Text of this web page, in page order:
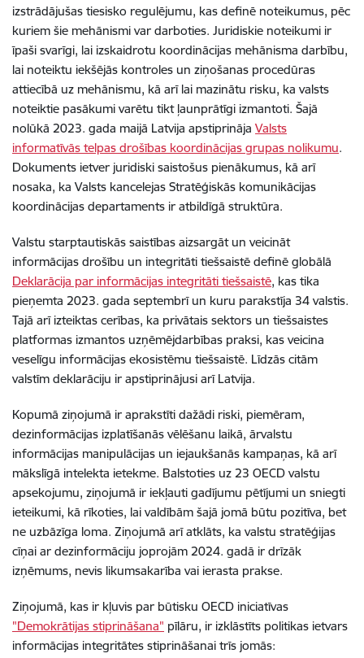
izstrādājušas tiesisko regulējumu, kas definē noteikumus, pēc
kuriem šie mehānismi var darboties. Juridiskie noteikumi ir
īpaši svarīgi, lai izskaidrotu koordinācijas mehānisma darbību,
lai noteiktu iekšējās kontroles un ziņošanas procedūras
attiecībā uz mehānismu, kā arī lai mazinātu risku, ka valsts
noteiktie pasākumi varētu tikt ļaunprātīgi izmantoti. Šajā
nolūkā 2023. gada maijā Latvija apstiprināja Valsts
informatīvās telpas drošības koordinācijas grupas nolikumu.
Dokuments ietver juridiski saistošus pienākumus, kā arī
nosaka, ka Valsts kancelejas Stratēģiskās komunikācijas
koordinācijas departaments ir atbildīgā struktūra.
Valstu starptautiskās saistības aizsargāt un veicināt
informācijas drošību un integritāti tiešsaistē definē globālā
Deklarācija par informācijas integritāti tiešsaistē, kas tika
pieņemta 2023. gada septembrī un kuru parakstīja 34 valstis.
Tajā arī izteiktas cerības, ka privātais sektors un tiešsaistes
platformas izmantos uzņēmējdarbības praksi, kas veicina
veselīgu informācijas ekosistēmu tiešsaistē. Līdzās citām
valstīm deklarāciju ir apstiprinājusi arī Latvija.
Kopumā ziņojumā ir aprakstīti dažādi riski, piemēram,
dezinformācijas izplatīšanās vēlēšanu laikā, ārvalstu
informācijas manipulācijas un iejaukšanās kampaņas, kā arī
mākslīgā intelekta ietekme. Balstoties uz 23 OECD valstu
apsekojumu, ziņojumā ir iekļauti gadījumu pētījumi un sniegti
ieteikumi, kā rīkoties, lai valdībām šajā jomā būtu pozitīva, bet
ne uzbāzīga loma. Ziņojumā arī atklāts, ka valstu stratēģijas
cīņai ar dezinformāciju joprojām 2024. gadā ir drīzāk
izņēmums, nevis likumsakarība vai ierasta prakse.
Ziņojumā, kas ir kļuvis par būtisku OECD iniciatīvas
"Demokrātijas stiprināšana" pīlāru, ir izklāstīts politikas ietvars
informācijas integritātes stiprināšanai trīs jomās: